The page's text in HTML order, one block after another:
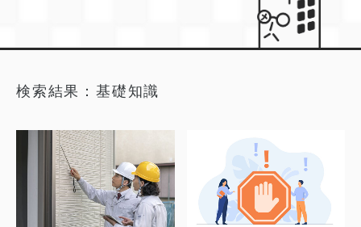
検索結果：基礎知識